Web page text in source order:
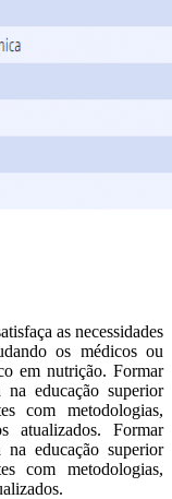
as necessidades
os médicos ou
em nutrição. Formar
educação superior
com metodologias,
atualizados. Formar
educação superior
com metodologias,